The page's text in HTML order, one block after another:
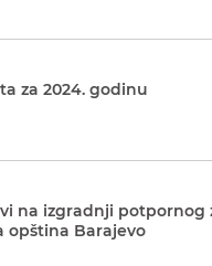
za 2024. godinu
na izgradnji
opština Barajevo